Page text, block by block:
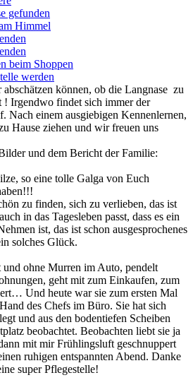
gefunden
Himmel
beim Shoppen
werden
können, ob die Langnase zu
! Irgendwo findet sich immer der
Nach einem ausgiebigen Kennenlernen,
Hause ziehen und wir freuen uns
und dem Bericht der Familie:
so eine tolle Galga von Euch
zu finden, sich zu verlieben, das ist
in das Tagesleben passt, dass es ein
ist, das ist schon ausgesprochenes
solches Glück.
und ohne Murren im Auto, pendelt
geht mit zum Einkaufen, zum
Und heute war sie zum ersten Mal
des Chefs im Büro. Sie hat sich
und aus den bodentiefen Scheiben
beobachtet. Beobachten liebt sie ja
mit mir Frühlingsluft geschnuppert
ruhigen entspannten Abend. Danke
super Pflegestelle!